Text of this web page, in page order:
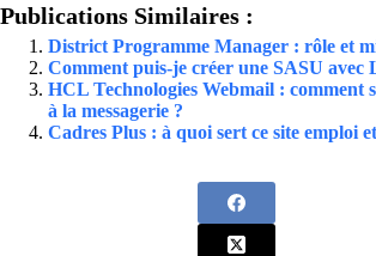
Publications Similaires :
District Programme Manager : rôle et
Comment puis-je créer une SASU avec
HCL Technologies Webmail : comment
à la messagerie ?
Cadres Plus : à quoi sert ce site emploi